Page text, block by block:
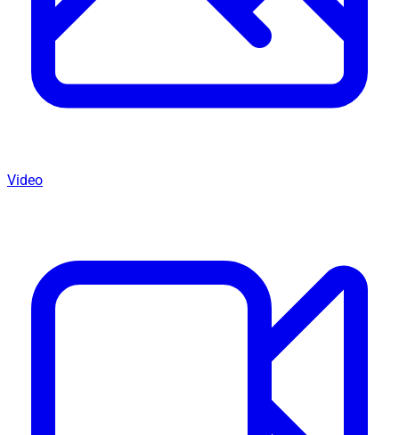
Video